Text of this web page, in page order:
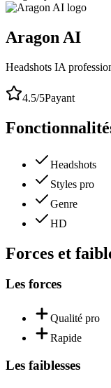
Aragon AI
Headshots IA
4.5/5Payant
Headshots
Styles pro
Genre
HD
Forces et
Les forces
Qualité pro
Rapide
Les faiblesses